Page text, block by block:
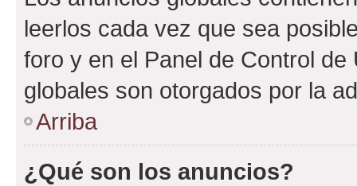
leerlos cada vez que sea
foro y en el Panel de Control
globales son otorgados por la
Arriba
¿Qué son los anuncios?